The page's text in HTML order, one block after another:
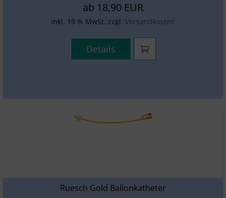
ab 18,90 EUR
inkl. 19 % MwSt. zzgl. Versandkosten
Details
Ruesch Gold Ballonkatheter